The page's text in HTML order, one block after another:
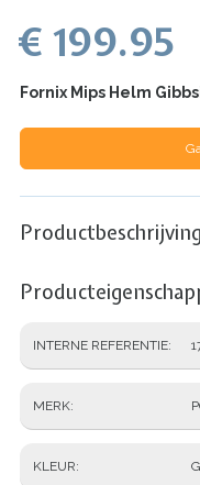
€ 199.95
Fornix Mips Helm
Productbeschrijving
INTERNE REFERENTIE
MERK
KLEUR